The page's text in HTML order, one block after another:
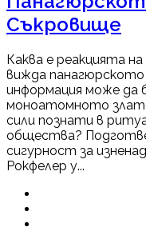
Съкровище
Каква е реакцията
вижда
информация може да
моноатомното
сили познати в
общества?
сигурност за
Рокфелер у...